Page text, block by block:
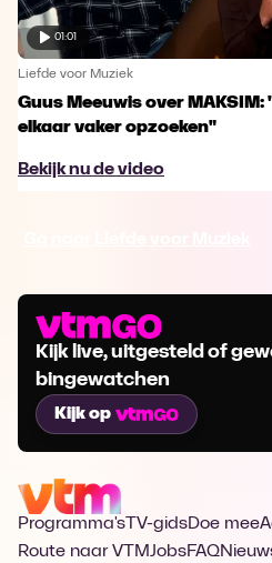
01:01
Liefde voor Muziek
Guus Meeuwis over MAKSIM:
elkaar vaker opzoeken"
Bekijk nu de video
Kijk live, uitgesteld of
bingewatchen
Kijk op
Programma's TV-gidsDoe mee
Route naar VTMJobsFAQ